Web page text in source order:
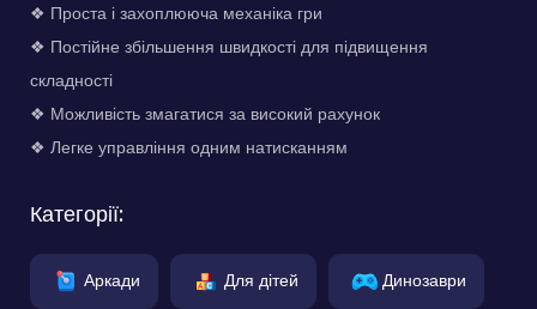
❖ Проста і захоплююча механіка гри
❖ Постійне збільшення швидкості для підвищення
складності
❖ Можливість змагатися за високий рахунок
❖ Легке управління одним натисканням
Категорії:
Аркади Для дітей Динозаври